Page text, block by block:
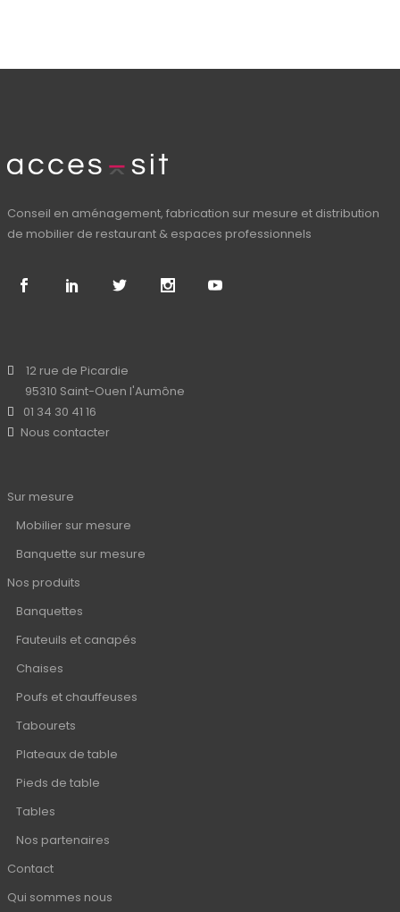
Conseil en aménagement, fabrication sur mesure et distribution
de mobilier de restaurant & espaces professionnels
12 rue de Picardie
95310 Saint-Ouen l'Aumône
01 34 30 41 16
Nous contacter
Sur mesure
Mobilier sur mesure
Banquette sur mesure
Nos produits
Banquettes
Fauteuils et canapés
Chaises
Poufs et chauffeuses
Tabourets
Plateaux de table
Pieds de table
Tables
Nos partenaires
Contact
Qui sommes nous